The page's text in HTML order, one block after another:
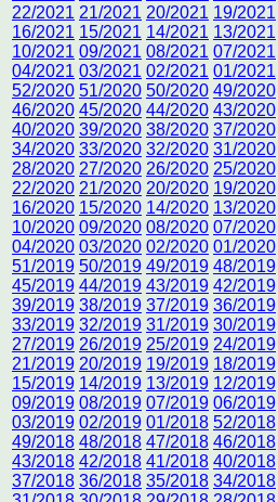
22/2021 21/2021 20/2021 19/2021
16/2021 15/2021 14/2021 13/2021
10/2021 09/2021 08/2021 07/2021
04/2021 03/2021 02/2021 01/2021
52/2020 51/2020 50/2020 49/2020
46/2020 45/2020 44/2020 43/2020
40/2020 39/2020 38/2020 37/2020
34/2020 33/2020 32/2020 31/2020
28/2020 27/2020 26/2020 25/2020
22/2020 21/2020 20/2020 19/2020
16/2020 15/2020 14/2020 13/2020
10/2020 09/2020 08/2020 07/2020
04/2020 03/2020 02/2020 01/2020
51/2019 50/2019 49/2019 48/2019
45/2019 44/2019 43/2019 42/2019
39/2019 38/2019 37/2019 36/2019
33/2019 32/2019 31/2019 30/2019
27/2019 26/2019 25/2019 24/2019
21/2019 20/2019 19/2019 18/2019
15/2019 14/2019 13/2019 12/2019
09/2019 08/2019 07/2019 06/2019
03/2019 02/2019 01/2018 52/2018
49/2018 48/2018 47/2018 46/2018
43/2018 42/2018 41/2018 40/2018
37/2018 36/2018 35/2018 34/2018